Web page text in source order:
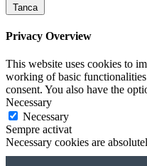
Tanca
Privacy Overview
This website uses cookies to
working of basic
consent. You also have the
Necessary
Necessary
Sempre activat
Necessary cookies are